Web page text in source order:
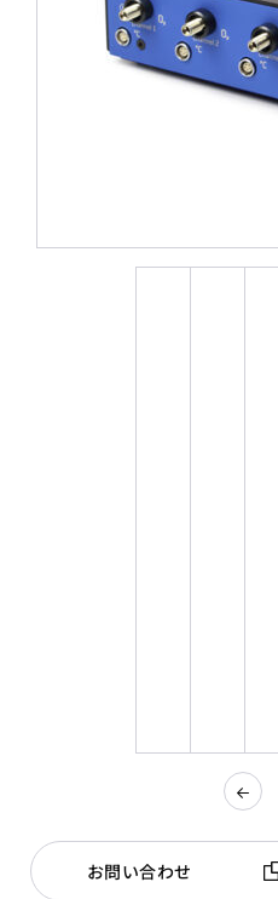
5件中1件の画像
お問い合わせ